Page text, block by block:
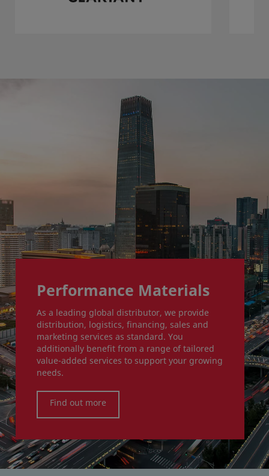
Performance Materials
As a leading global distributor, we provide
distribution, logistics, financing, sales and
marketing services as standard. You
additionally benefit from a range of tailored
value-added services to support your growing
needs.
Find out more